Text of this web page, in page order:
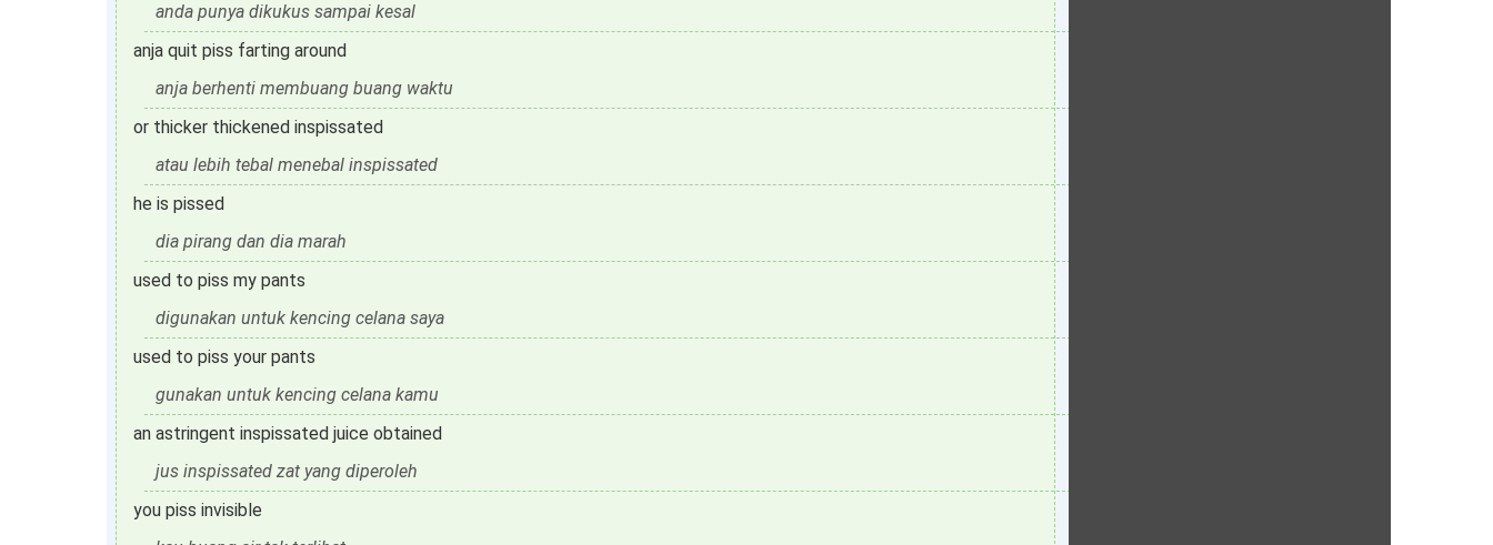
anda punya dikukus sampai kesal
anja quit piss farting around
anja berhenti membuang buang waktu
or thicker thickened inspissated
atau lebih tebal menebal inspissated
he is pissed
dia pirang dan dia marah
used to piss my pants
digunakan untuk kencing celana saya
used to piss your pants
gunakan untuk kencing celana kamu
an astringent inspissated juice obtained
jus inspissated zat yang diperoleh
you piss invisible